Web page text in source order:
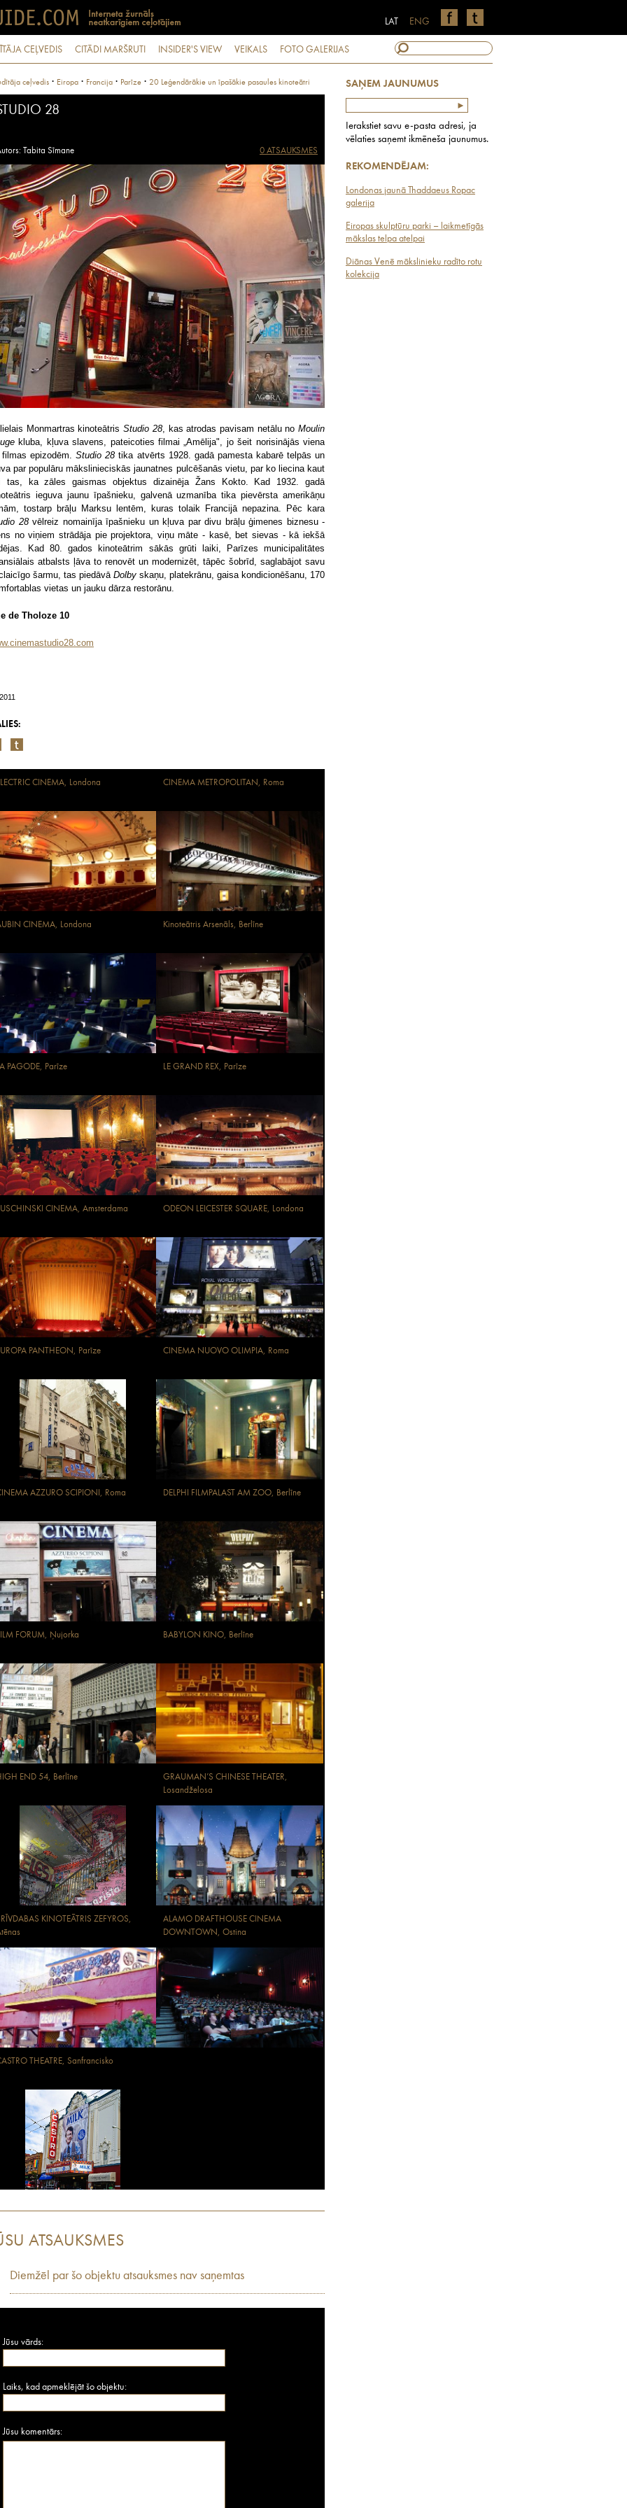
ENG
LAT
CEĻVEDIS CITĀDI MARŠRUTI INSIDER'S VIEW VEIKALS FOTO GALERIJAS
SAŅEM JAUNUMUS
Ierakstiet savu e-pasta adresi, ja
vēlaties saņemt ikmēneša jaunumus.
REKOMENDĒJAM:
Londonas jaunā Thaddaeus Ropac
galerija
Eiropas skulptūru parki – laikmetīgās
mākslas telpa atelpai
Diānas Venē mākslinieku radīto rotu
kolekcija
ceļvedis · Eiropa · Francija · Parīze · 20 Leģendārākie un īpašākie pasaules kinoteātri
28
Tabita Sīmane 0 ATSAUKSMES
Monmartras kinoteātrisStudio 28, kas atrodas pavisam netālu noMoulin
kluba, kļuva slavens, pateicoties filmai „Amēlija", jo šeit norisinājās viena
filmas epizodēm.Studio 28tika atvērts 1928. gadā pamesta kabarē telpās un
par populāru mākslinieciskās jaunatnes pulcēšanās vietu, par ko liecina kaut
tas, ka zāles gaismas objektus dizainēja Žans Kokto. Kad 1932. gadā
ieguva jaunu īpašnieku, galvenā uzmanība tika pievērsta amerikāņu
tostarp brāļu Marksu lentēm, kuras tolaik Francijā nepazina. Pēc kara
28 vēlreiz nomainīja īpašnieku un kļuva par divu brāļu ģimenes biznesu -
no viņiem strādāja pie projektora, viņu māte - kasē, bet sievas - kā iekšā
Kad 80. gados kinoteātrim sākās grūti laiki, Parīzes municipalitātes
atbalsts ļāva to renovēt un modernizēt, tāpēc šobrīd, saglabājot savu
šarmu, tas piedāvā Dolby skaņu, platekrānu, gaisa kondicionēšanu, 170
vietas un jauku dārza restorānu.
de Tholoze 10
CINEMA, Londona CINEMA METROPOLITAN, Roma
CINEMA, Londona Kinoteātris Arsenāls, Berlīne
PAGODE, Parīze LE GRAND REX, Parīze
CINEMA, Amsterdama ODEON LEICESTER SQUARE, Londona
PANTHEON, Parīze CINEMA NUOVO OLIMPIA, Roma
AZZURO SCIPIONI, Roma DELPHI FILMPALAST AM ZOO, Berlīne
FORUM, Ņujorka BABYLON KINO, Berlīne
END 54, Berlīne
GRAUMAN’S CHINESE THEATER,
Losandželosa
KINOTEĀTRIS ZEFYROS,
ALAMO DRAFTHOUSE CINEMA
DOWNTOWN, Ostina
THEATRE, Sanfrancisko
ATSAUKSMES
Diemžēl par šo objektu atsauksmes nav saņemtas
Jūsu vārds:
Laiks, kad apmeklējāt šo objektu:
Jūsu komentārs: